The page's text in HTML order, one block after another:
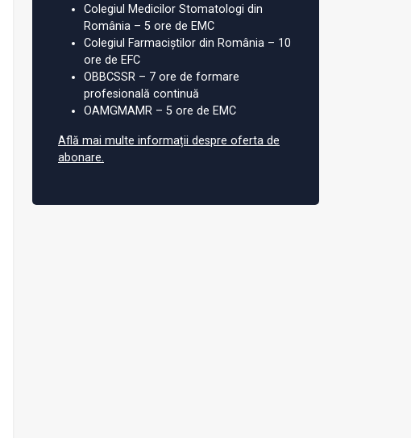
Colegiul Medicilor Stomatologi din
România – 5 ore de EMC
Colegiul Farmaciștilor din România – 10
ore de EFC
OBBCSSR – 7 ore de formare
profesională continuă
OAMGMAMR – 5 ore de EMC
Află mai multe informații despre oferta de
abonare.